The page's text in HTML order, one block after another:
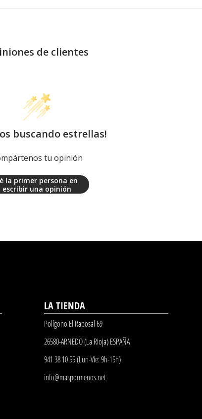
de clientes
buscando estrellas!
tu opinión
la primer persona en
escribir una opinión
LA TIENDA
Polígono El Raposal 69
26580-ARNEDO (La Rioja) ESPAÑA
941 38 10 55 (Lun-Vie: 9h-15h)
info@maspormenos.net